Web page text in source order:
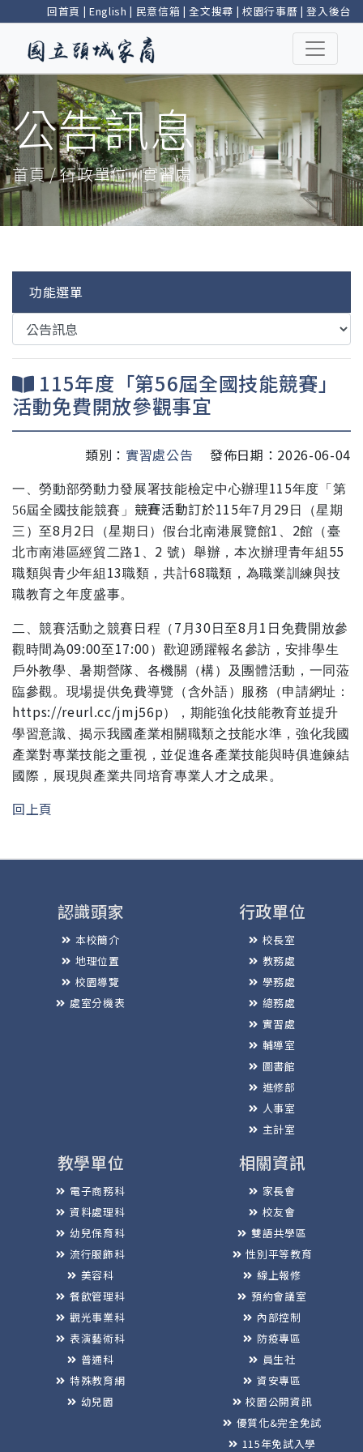
回首頁 | English | 民意信箱 |全文搜尋 | 校園行事曆 |登入後台
公告訊息
首頁 / 行政單位 / 實習處
功能選單
115年度「第56屆全國技能競賽」
活動免費開放參觀事宜
類別： 實習處公告 發佈日期：2026-06-04
一、勞動部勞動力發展署技能檢定中心辦理115年度「第
56屆全國技能競賽」 競賽活動訂於115年7 月 29 日（星期
三）至8 月 2 日（星期日）假台北南港展覽館1 2館（臺
北市南港區經貿二路1 2 號）舉辦，本次辦理青年組 55
職類與青少年組 13職類，共計68職類，為職業訓練與技
職教育之年度盛事。
二、競賽活動之競賽日程（ 7 月30 日至8 月 1 日免費開放參
觀時間為09:00至17:00）歡迎踴躍報名參訪，安排學生
戶外教學、暑期營隊、各機關（構）及團體活動，一同蒞
臨參觀。現場提供免費導覽（含外語）服務（申請網址：
https://reurl.cc/jmj56p），期能強化技能教育並提升
學習意識、揭示我國產業相關職類之技能水準，強化我國
產業對專業技能之重視，並促進各產業技能與時俱進鍊結
國際，展現與產業共同培育專業人才之成果。
回上頁
認識頭家
本校簡介
地理位置
校園導覽
處室分機表
行政單位
校長室
教務處
學務處
總務處
實習處
輔導室
圖書館
進修部
人事室
主計室
教學單位
電子商務科
資料處理科
幼兒保育科
流行服飾科
美容科
餐飲管理科
觀光事業科
表演藝術科
普通科
特殊教育網
幼兒園
相關資訊
家長會
校友會
雙語共學區
性別平等教育
線上報修
預約會議室
內部控制
防疫專區
員生社
資安專區
校園公開資訊
優質化&完全免試
115年免試入學